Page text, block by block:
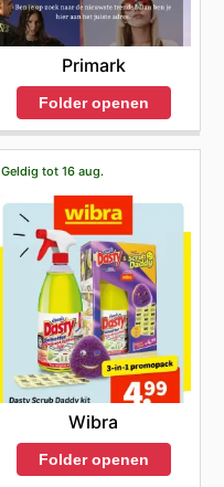
Primark
Folder openen
Geldig tot 16 aug.
Wibra
Folder openen